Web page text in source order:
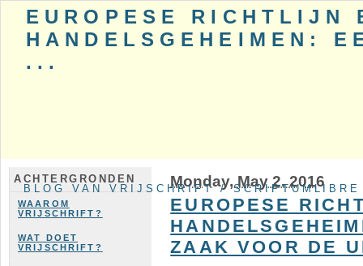
EUROPESE RICHTLIJN
HANDELSGEHEIMEN:
...
BLOG VAN VRIJSCHRIFT / SCRIPTUMLIBRE
ACHTERGRONDEN
WAAROM
VRIJSCHRIFT?
WAT DOET
VRIJSCHRIFT?
Monday, May 2. 2016
EUROPESE
ZAAK VOOR DE